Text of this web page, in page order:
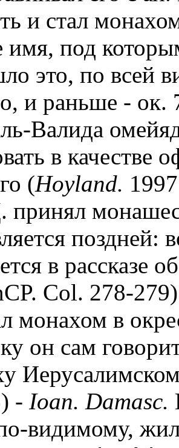
и стал
имя, под
это, по всей
и раньше - ок.
Валида
в качестве
(Hoyland.
принял
поздней:
в рассказе
Col. 278-
монахом в
он сам
- Ioan. Damasc.
видимому, жил